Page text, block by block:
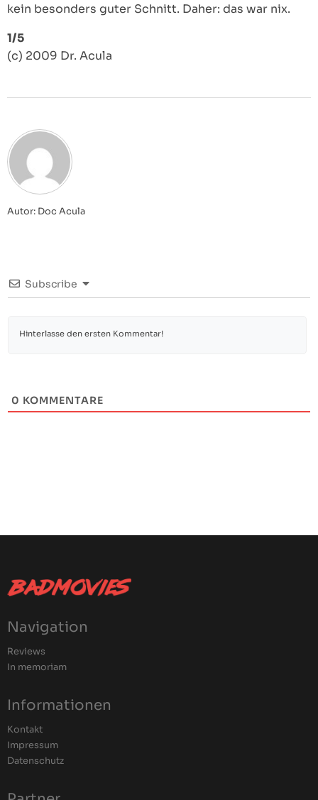
kein besonders guter Schnitt. Daher: das war nix.
1/5
(c) 2009 Dr. Acula
Autor: Doc Acula
Subscribe
0 KOMMENTARE
Navigation
Reviews
In memoriam
Informationen
Kontakt
Impressum
Datenschutz